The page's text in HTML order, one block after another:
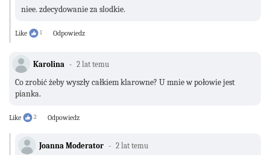
niee. zdecydowanie za slodkie.
Like 1 Odpowiedz
Karolina 2 lat temu
Co zrobić żeby wyszły całkiem klarowne? U mnie w połowie jest
pianka.
Like 2 Odpowiedz
Joanna Moderator 2 lat temu